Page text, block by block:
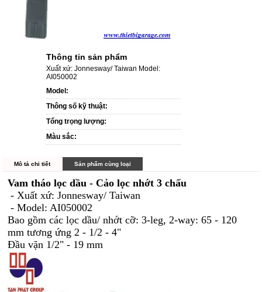
Thông tin sản phẩm
Xuất xứ: Jonnesway/ Taiwan Model:
AI050002
Model:
Thông số kỹ thuật:
Tổng trọng lượng:
Màu sắc:
Mô tả chi tiết Sản phẩm cùng loại
Vam tháo lọc dầu - Cảo lọc nhớt 3 chấu
- Xuất xứ: Jonnesway/ Taiwan
- Model: AI050002
Bao gồm các lọc dầu/ nhớt cỡ: 3-leg, 2-way: 65 - 120
mm tương ứng 2 - 1/2 - 4"
Đầu vặn 1/2" - 19 mm